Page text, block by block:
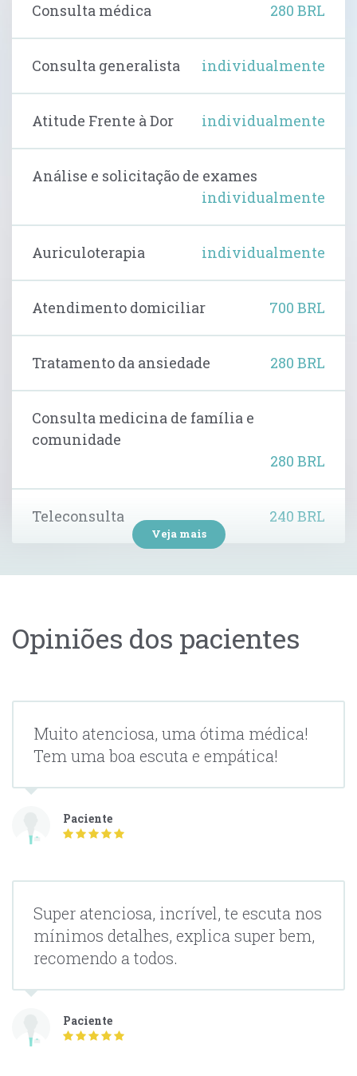
Consulta médica 280 BRL
Consulta generalista individualmente
Atitude Frente à Dor individualmente
Análise e solicitação de exames
individualmente
Auriculoterapia individualmente
Atendimento domiciliar 700 BRL
Tratamento da ansiedade 280 BRL
Consulta medicina de família e
comunidade
280 BRL
Teleconsulta 240 BRL
Veja mais
Opiniões dos pacientes
Muito atenciosa, uma ótima médica!
Tem uma boa escuta e empática!
Paciente
Super atenciosa, incrível, te escuta nos
mínimos detalhes, explica super bem,
recomendo a todos.
Paciente